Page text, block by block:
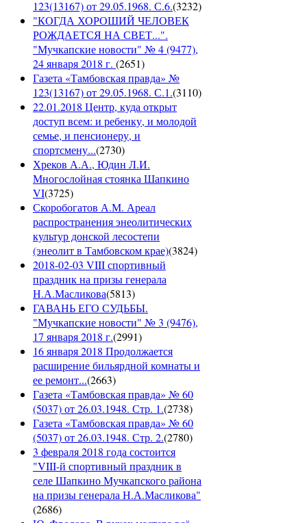
123(13167) от 29.05.1968. С.6.(3232)
"КОГДА ХОРОШИЙ ЧЕЛОВЕК
РОЖДАЕТСЯ НА СВЕТ...".
"Мучкапские новости" № 4 (9477),
24 января 2018 г. (2651)
Газета «Тамбовская правда» №
123(13167) от 29.05.1968. С.1.(3110)
22.01.2018 Центр, куда открыт
доступ всем: и ребенку, и молодой
семье, и пенсионеру, и
спортсмену...(2730)
Хреков А.А., Юдин Л.И.
Многослойная стоянка Шапкино
VI(3725)
Скоробогатов А.М. Ареал
распространения энеолитических
культур донской лесостепи
(энеолит в Тамбовском крае)(3824)
2018-02-03 VIII спортивный
праздник на призы генерала
Н.А.Масликова(5813)
ГАВАНЬ ЕГО СУДЬБЫ.
"Мучкапские новости" № 3 (9476),
17 января 2018 г.(2991)
16 января 2018 Продолжается
расширение бильярдной комнаты и
ее ремонт...(2663)
Газета «Тамбовская правда» № 60
(5037) от 26.03.1948. Стр. 1.(2738)
Газета «Тамбовская правда» № 60
(5037) от 26.03.1948. Стр. 2.(2780)
3 февраля 2018 года состоится
"VIII-й спортивный праздник в
селе Шапкино Мучкапского района
на призы генерала Н.А.Масликова"
(2686)